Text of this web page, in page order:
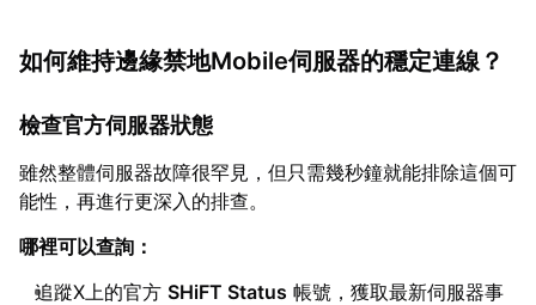
如何維持邊緣禁地Mobile伺服器的穩定連線？
檢查官方伺服器狀態
雖然整體伺服器故障很罕見，但只需幾秒鐘就能排除這個可
能性，再進行更深入的排查。
哪裡可以查詢：
追蹤X上的官方 SHiFT Status 帳號，獲取最新伺服器事